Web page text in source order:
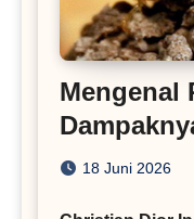
Mengenal
Rumah
18 Juni 2026